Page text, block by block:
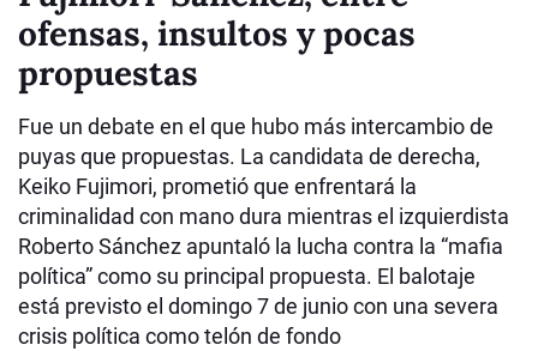
ofensas, insultos y pocas
propuestas
Fue un debate en el que hubo más intercambio de
puyas que propuestas. La candidata de derecha,
Keiko Fujimori, prometió que enfrentará la
criminalidad con mano dura mientras el izquierdista
Roberto Sánchez apuntaló la lucha contra la “mafia
política” como su principal propuesta. El balotaje
está previsto el domingo 7 de junio con una severa
crisis política como telón de fondo